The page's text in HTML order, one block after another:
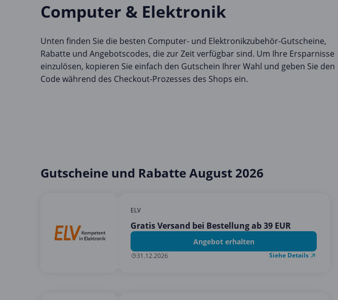
Computer & Elektronik
Unten finden Sie die besten Computer- und Elektronikzubehör-Gutscheine,
Rabatte und Angebotscodes, die zur Zeit verfügbar sind. Um Ihre Ersparnisse
einzulösen, kopieren Sie einfach den Gutschein Ihrer Wahl und geben Sie den
Code während des Checkout-Prozesses des Shops ein.
Gutscheine und Rabatte August 2026
ELV
Gratis Versand bei Bestellung ab 39 EUR
Angebot erhalten
31.12.2026 Siehe Details